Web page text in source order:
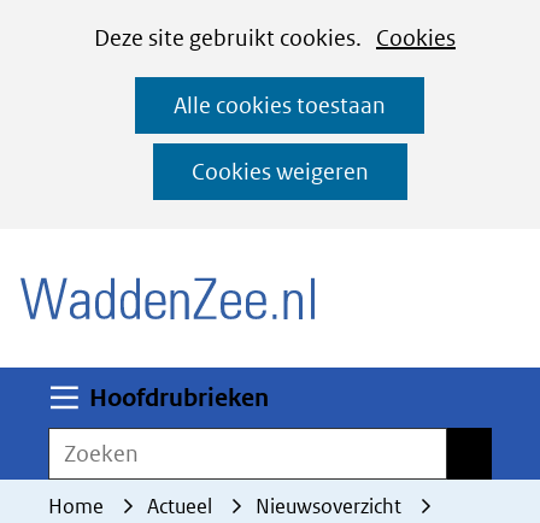
CookiesDeze site gebruikt cookies. Cookies
deze
worden
toegestaan
geweigerd.
Alle cookies toestaan
Cookies weigeren
Ga
naar
de
inhoud
Hoofdrubrieken
Zoeken
Home Actueel
Nieuwsoverzicht